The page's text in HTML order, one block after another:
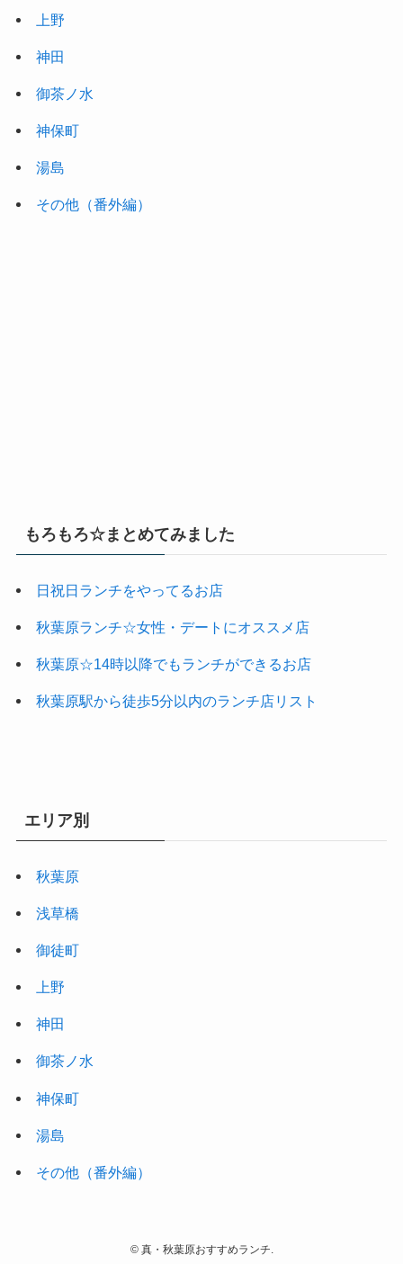
上野
神田
御茶ノ水
神保町
湯島
その他（番外編）
もろもろ☆まとめてみました
日祝日ランチをやってるお店
秋葉原ランチ☆女性・デートにオススメ店
秋葉原☆14時以降でもランチができるお店
秋葉原駅から徒歩5分以内のランチ店リスト
エリア別
秋葉原
浅草橋
御徒町
上野
神田
御茶ノ水
神保町
湯島
その他（番外編）
©真・秋葉原おすすめランチ.